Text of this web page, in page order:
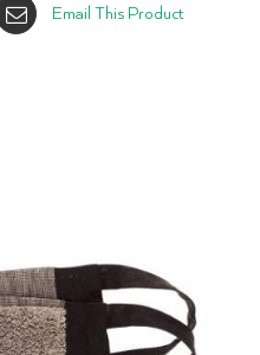
Email This Product